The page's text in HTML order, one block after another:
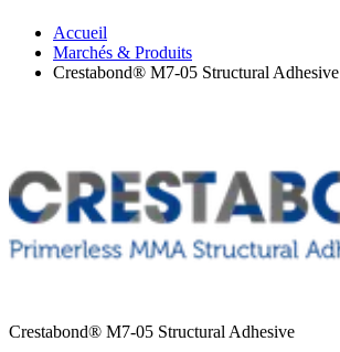
Accueil
Marchés & Produits
Crestabond® M7-05 Structural Adhesive
Crestabond® M7-05 Structural Adhesive